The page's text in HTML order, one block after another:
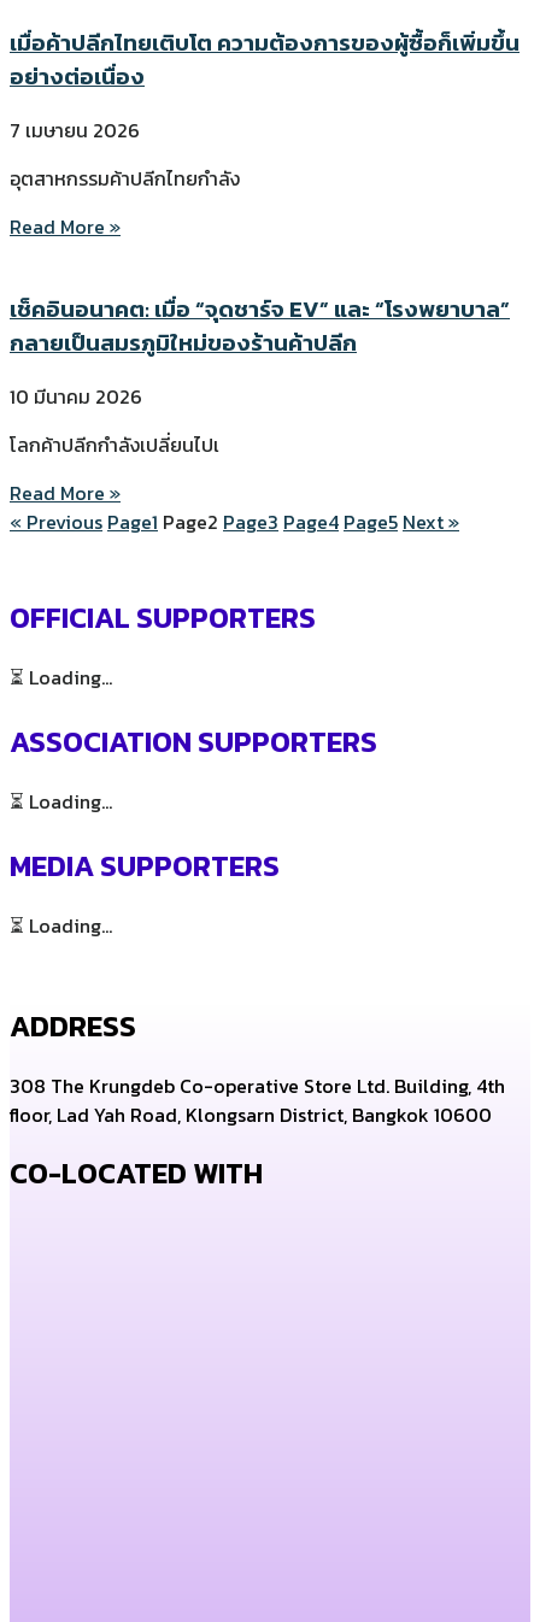
เมื่อค้าปลีกไทยเติบโต ความต้องการของผู้ซื้อก็เพิ่มขึ้น
อย่างต่อเนื่อง
7 เมษายน 2026
อุตสาหกรรมค้าปลีกไทยกำลัง
Read More »
เช็คอินอนาคต: เมื่อ “จุดชาร์จ EV” และ “โรงพยาบาล”
กลายเป็นสมรภูมิใหม่ของร้านค้าปลีก
10 มีนาคม 2026
โลกค้าปลีกกำลังเปลี่ยนไปเ
Read More »
« Previous Page1 Page2 Page3 Page4 Page5 Next »
OFFICIAL SUPPORTERS
⏳ Loading...
ASSOCIATION SUPPORTERS
⏳ Loading...
MEDIA SUPPORTERS
⏳ Loading...
ADDRESS
308 The Krungdeb Co-operative Store Ltd. Building, 4th
floor, Lad Yah Road, Klongsarn District, Bangkok 10600
CO-LOCATED WITH